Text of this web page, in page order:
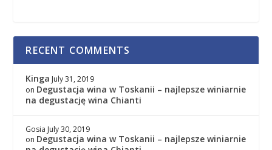
RECENT COMMENTS
Kinga July 31, 2019
on Degustacja wina w Toskanii – najlepsze winiarnie
na degustację wina Chianti
Gosia July 30, 2019
on Degustacja wina w Toskanii – najlepsze winiarnie